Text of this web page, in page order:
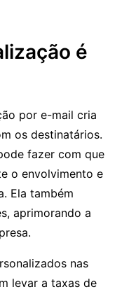
é
por e-mail cria
os destinatários.
fazer com que
o envolvimento e
Ela também
aprimorando a
nas
levar a taxas de